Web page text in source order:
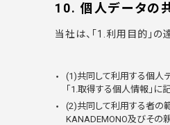
10. 個人データの
当社は、「1.利用目的」
(1)共同して利用する個人
「1.取得する個人情報」に
(2)共同して利用する者の
KANADEMONO及びその